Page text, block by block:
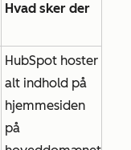
Hvad sker der
HubSpot hoster
alt indhold på
hjemmesiden
på